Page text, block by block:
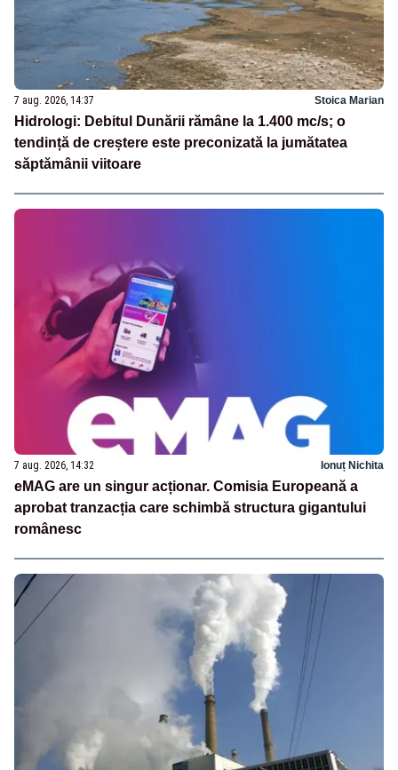
7 aug. 2026, 14:37 Stoica Marian
Hidrologi: Debitul Dunării rămâne la 1.400 mc/s; o
tendință de creștere este preconizată la jumătatea
săptămânii viitoare
7 aug. 2026, 14:32 Ionuț Nichita
eMAG are un singur acționar. Comisia Europeană a
aprobat tranzacția care schimbă structura gigantului
românesc